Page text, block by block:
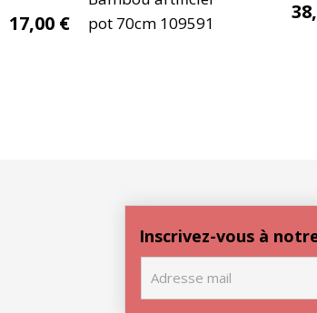
17,00 €
pot 70cm 109591
Inscrivez-vous à